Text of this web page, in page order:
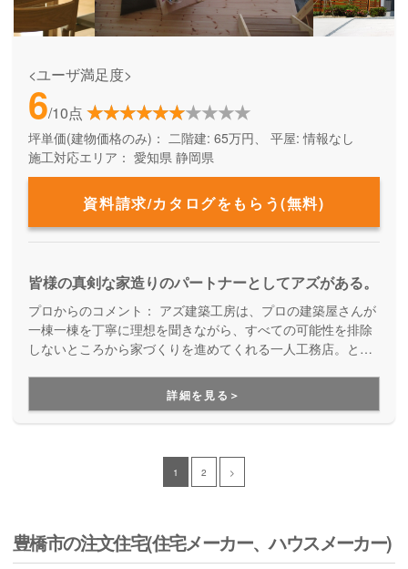
<ユーザ満足度>
6/10点
坪単価(建物価格のみ)： 二階建: 65万円、 平屋: 情報なし
施工対応エリア： 愛知県 静岡県
資料請求/カタログをもらう(無料)
皆様の真剣な家造りのパートナーとしてアズがある。
プロからのコメント： アズ建築工房は、プロの建築屋さんが
一棟一棟を丁寧に理想を聞きながら、すべての可能性を排除
しないところから家づくりを進めてくれる一人工務店。とこ
で打ち合わせを重ねて、"自分たちの家"を実現します。思い
が形になっていく過程を楽しめるのも大きな魅力の一つ。30
年以上もの間、地域に密着し、地域に愛されてきた工務店で
詳細を見る＞
1 2 >
豊橋市の注文住宅(住宅メーカー、ハウスメーカー)